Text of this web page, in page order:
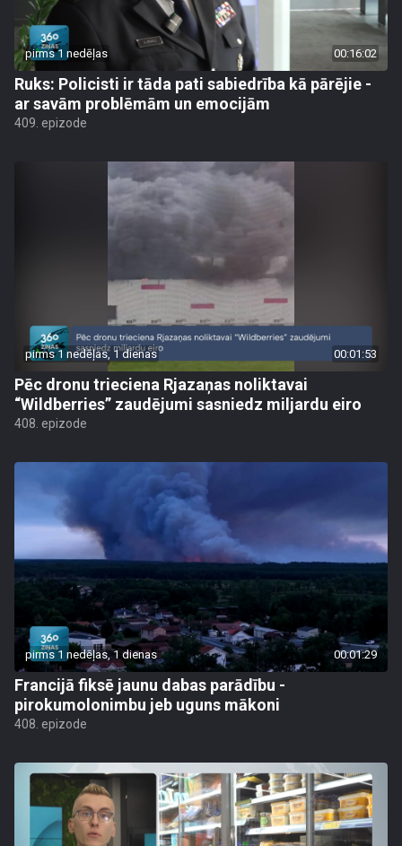
pirms 1 nedēļas 00:16:02
Ruks: Policisti ir tāda pati sabiedrība kā pārējie -
ar savām problēmām un emocijām
409. epizode
pirms 1 nedēļas, 1 dienas 00:01:53
Pēc dronu trieciena Rjazaņas noliktavai
“Wildberries” zaudējumi sasniedz miljardu eiro
408. epizode
pirms 1 nedēļas, 1 dienas 00:01:29
Francijā fiksē jaunu dabas parādību -
pirokumolonimbu jeb uguns mākoni
408. epizode